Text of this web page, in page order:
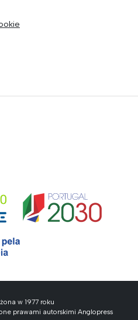
w 1977 roku
prawami autorskimi Anglopress